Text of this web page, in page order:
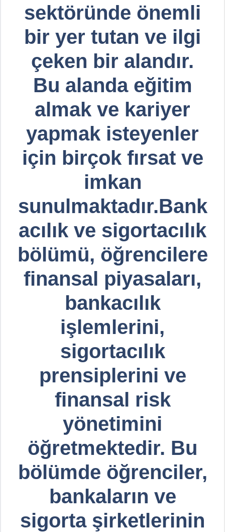
sektöründe önemli
bir yer tutan ve ilgi
çeken bir alandır.
Bu alanda eğitim
almak ve kariyer
yapmak isteyenler
için birçok fırsat ve
imkan
sunulmaktadır.Bank
acılık ve sigortacılık
bölümü, öğrencilere
finansal piyasaları,
bankacılık
işlemlerini,
sigortacılık
prensiplerini ve
finansal risk
yönetimini
öğretmektedir. Bu
bölümde öğrenciler,
bankaların ve
sigorta şirketlerinin